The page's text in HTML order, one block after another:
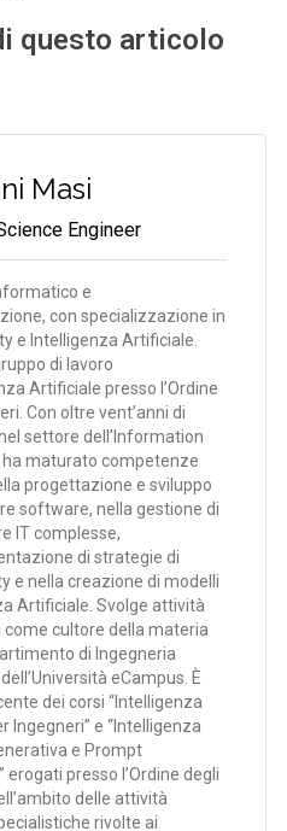
questo articolo
Masi
Engineer
e
con specializzazione in
e Intelligenza Artificiale.
di lavoro
Artificiale presso l’Ordine
Con oltre vent’anni di
settore dell’Information
ha maturato competenze
progettazione e sviluppo
software, nella gestione di
IT complesse,
di strategie di
e nella creazione di modelli
Artificiale. Svolge attività
come cultore della materia
di Ingegneria
eCampus. È
dei corsi “Intelligenza
Ingegneri” e “Intelligenza
e Prompt
erogati presso l’Ordine degli
delle attività
rivolte ai